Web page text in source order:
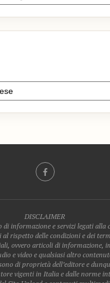
DISCLAIMER
di informazione e servizi legati alla
rispetto delle condizioni e dei
ovvero articoli di informazione,
e video e qualsiasi altro
di proprietà dell’editore e
vigenti in Italia e dalle norme